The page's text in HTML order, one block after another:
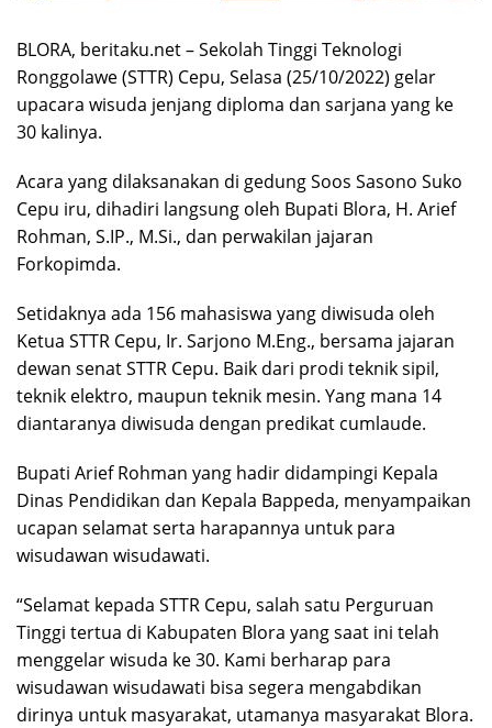
BLORA, beritaku.net – Sekolah Tinggi Teknologi
Ronggolawe (STTR) Cepu, Selasa (25/10/2022) gelar
upacara wisuda jenjang diploma dan sarjana yang ke
30 kalinya.
Acara yang dilaksanakan di gedung Soos Sasono Suko
Cepu iru, dihadiri langsung oleh Bupati Blora, H. Arief
Rohman, S.IP., M.Si., dan perwakilan jajaran
Forkopimda.
Setidaknya ada 156 mahasiswa yang diwisuda oleh
Ketua STTR Cepu, Ir. Sarjono M.Eng., bersama jajaran
dewan senat STTR Cepu. Baik dari prodi teknik sipil,
teknik elektro, maupun teknik mesin. Yang mana 14
diantaranya diwisuda dengan predikat cumlaude.
Bupati Arief Rohman yang hadir didampingi Kepala
Dinas Pendidikan dan Kepala Bappeda, menyampaikan
ucapan selamat serta harapannya untuk para
wisudawan wisudawati.
“Selamat kepada STTR Cepu, salah satu Perguruan
Tinggi tertua di Kabupaten Blora yang saat ini telah
menggelar wisuda ke 30. Kami berharap para
wisudawan wisudawati bisa segera mengabdikan
dirinya untuk masyarakat, utamanya masyarakat Blora.